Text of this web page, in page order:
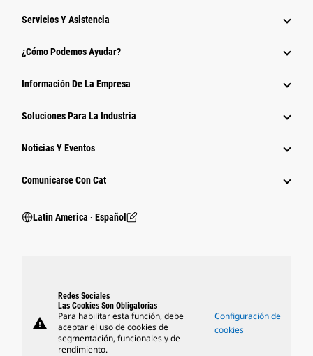
Servicios Y Asistencia
¿Cómo Podemos Ayudar?
Información De La Empresa
Soluciones Para La Industria
Noticias Y Eventos
Comunicarse Con Cat
Latin America ‧ Español
warning
Redes Sociales
Las Cookies Son Obligatorias
Para habilitar esta función, debe
aceptar el uso de cookies de
segmentación, funcionales y de
rendimiento.
Configuración de
cookies